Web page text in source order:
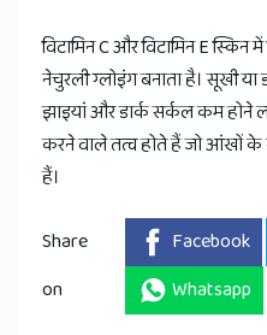
विटामिन C और विटामिन E
नेचुरली ग्लोइंग बनाता है। सूखी
झाइयां और डार्क सर्कल कम
करने वाले तत्व होते हैं जो आंखों
हैं।
Share
on
Facebook
Whatsapp